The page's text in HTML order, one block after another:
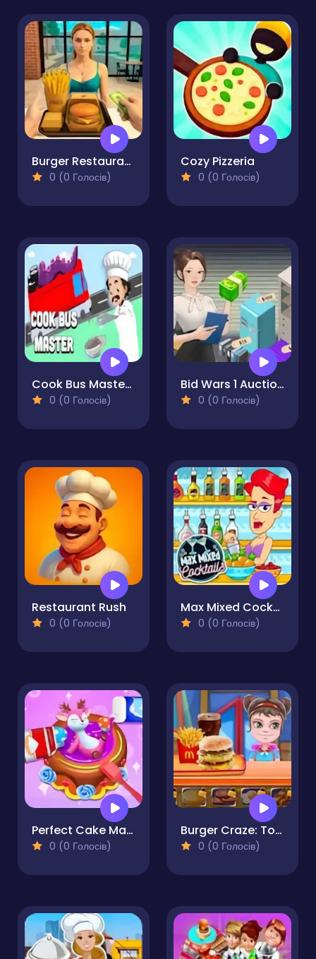
Burger Restaurant Simulator 3D
0 (0 Голосів)
Cozy Pizzeria
0 (0 Голосів)
Cook Bus Master Pro
0 (0 Голосів)
Bid Wars 1 Auction Simulator
0 (0 Голосів)
Restaurant Rush
0 (0 Голосів)
Max Mixed Cocktails
0 (0 Голосів)
Perfect Cake Maker
0 (0 Голосів)
Burger Craze: Top Burger Shop
0 (0 Голосів)